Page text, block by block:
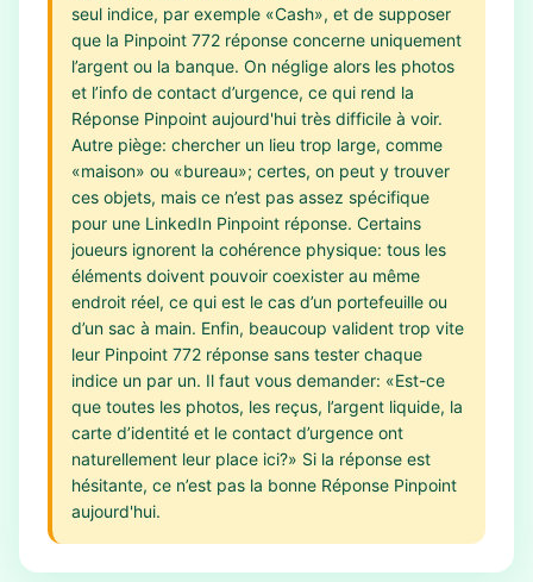
seul indice, par exemple «Cash», et de supposer
que la Pinpoint 772 réponse concerne uniquement
l’argent ou la banque. On néglige alors les photos
et l’info de contact d’urgence, ce qui rend la
Réponse Pinpoint aujourd'hui très difficile à voir.
Autre piège: chercher un lieu trop large, comme
«maison» ou «bureau»; certes, on peut y trouver
ces objets, mais ce n’est pas assez spécifique
pour une LinkedIn Pinpoint réponse. Certains
joueurs ignorent la cohérence physique: tous les
éléments doivent pouvoir coexister au même
endroit réel, ce qui est le cas d’un portefeuille ou
d’un sac à main. Enfin, beaucoup valident trop vite
leur Pinpoint 772 réponse sans tester chaque
indice un par un. Il faut vous demander: «Est-ce
que toutes les photos, les reçus, l’argent liquide, la
carte d’identité et le contact d’urgence ont
naturellement leur place ici?» Si la réponse est
hésitante, ce n’est pas la bonne Réponse Pinpoint
aujourd'hui.